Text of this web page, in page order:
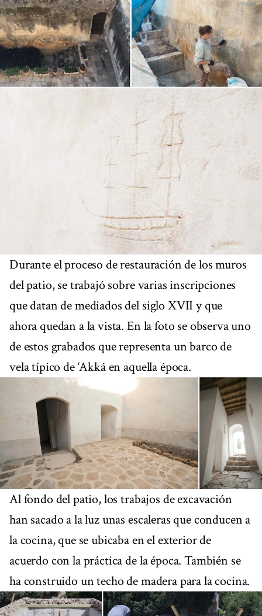
Durante el proceso de restauración de los muros
del patio, se trabajó sobre varias inscripciones
que datan de mediados del siglo XVII y que
ahora quedan a la vista. En la foto se observa uno
de estos grabados que representa un barco de
vela típico de ‘Akká en aquella época.
Al fondo del patio, los trabajos de excavación
han sacado a la luz unas escaleras que conducen a
la cocina, que se ubicaba en el exterior de
acuerdo con la práctica de la época. También se
ha construido un techo de madera para la cocina.